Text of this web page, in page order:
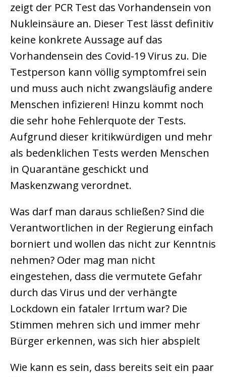
zeigt der PCR Test das Vorhandensein von
Nukleinsäure an. Dieser Test lässt definitiv
keine konkrete Aussage auf das
Vorhandensein des Covid-19 Virus zu. Die
Testperson kann völlig symptomfrei sein
und muss auch nicht zwangsläufig andere
Menschen infizieren! Hinzu kommt noch
die sehr hohe Fehlerquote der Tests.
Aufgrund dieser kritikwürdigen und mehr
als bedenklichen Tests werden Menschen
in Quarantäne geschickt und
Maskenzwang verordnet.
Was darf man daraus schließen? Sind die
Verantwortlichen in der Regierung einfach
borniert und wollen das nicht zur Kenntnis
nehmen? Oder mag man nicht
eingestehen, dass die vermutete Gefahr
durch das Virus und der verhängte
Lockdown ein fataler Irrtum war? Die
Stimmen mehren sich und immer mehr
Bürger erkennen, was sich hier abspielt
Wie kann es sein, dass bereits seit ein paar